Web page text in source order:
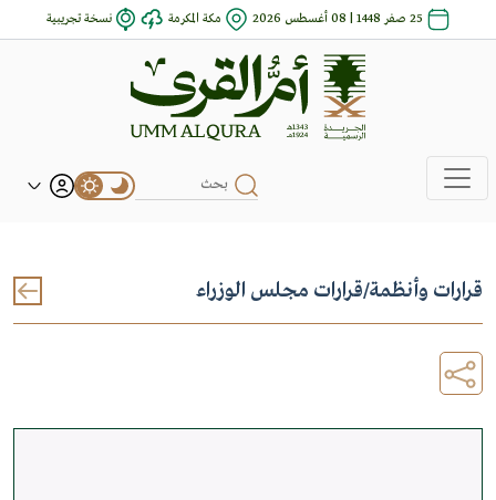
25 صفر 1448 | 08 أغسطس 2026 مكة المكرمة نسخة تجريبية
قرارات وأنظمة/قرارات مجلس الوزراء